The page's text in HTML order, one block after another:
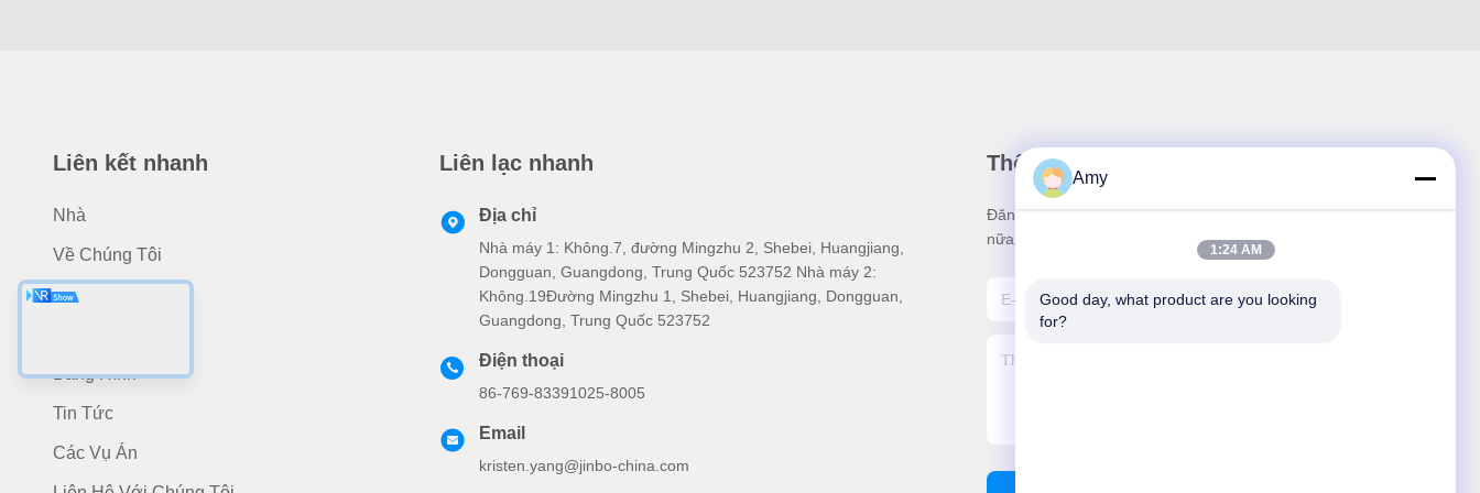
Liên kết nhanh
Nhà
Về Chúng Tôi
Các Sản Phẩm
Băng Hình
Tin Tức
Các Vụ Án
Liên lạc nhanh
Địa chỉ
Nhà máy 1: Không.7, đường Mingzhu 2, Shebei, Huangjiang,
Dongguan, Guangdong, Trung Quốc 523752 Nhà máy 2:
Không.19Đường Mingzhu 1, Shebei, Huangjiang, Dongguan,
Guangdong, Trung Quốc 523752
Điện thoại
86-769-83391025-8005
Email
kristen.yang@jinbo-china.com
Thông tin của chúng tôi
Đăng ký bản tin của chúng tôi để được giảm giá và nhiều hơn
nữa.
Amy
1:24 AM
Good day, what product are you looking
for?